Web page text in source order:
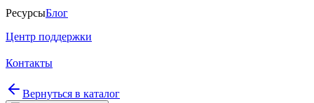
РесурсыБлог
Центр поддержки
Контакты
Вернуться в каталог